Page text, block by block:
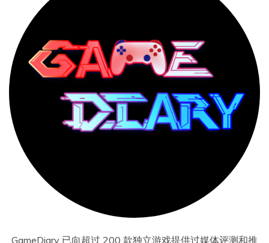
GameDiary 已向超过 200 款独立游戏提供过媒体评测和推